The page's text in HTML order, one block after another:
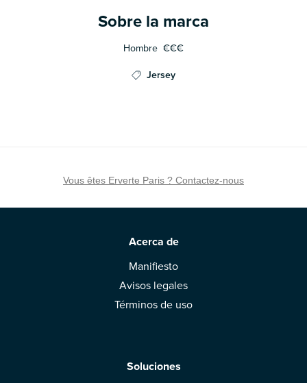
Sobre la marca
Hombre €€€
Jersey
Vous êtes Erverte Paris ? Contactez-nous
Acerca de
Manifiesto
Avisos legales
Términos de uso
Soluciones